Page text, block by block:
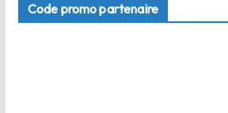
Code promo partenaire